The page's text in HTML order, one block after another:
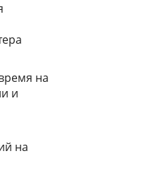
на
и
на